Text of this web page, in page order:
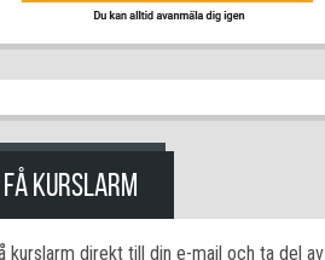
FÅ KURSLARM
kurslarm direkt till din e-mail och ta del av